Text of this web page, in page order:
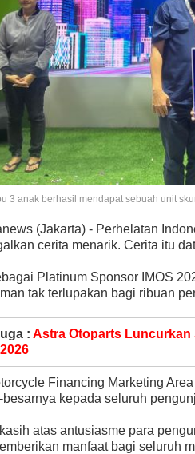
3 anak berhasil mendapat sebuah unit
(Jakarta) - Perhelatan
cerita menarik. Cerita itu
Platinum Sponsor IMOS
tak terlupakan bagi ribuan
: Astra Otoparts
Financing Marketing
kepada seluruh
kasih atas antusiasme para
manfaat bagi seluruh